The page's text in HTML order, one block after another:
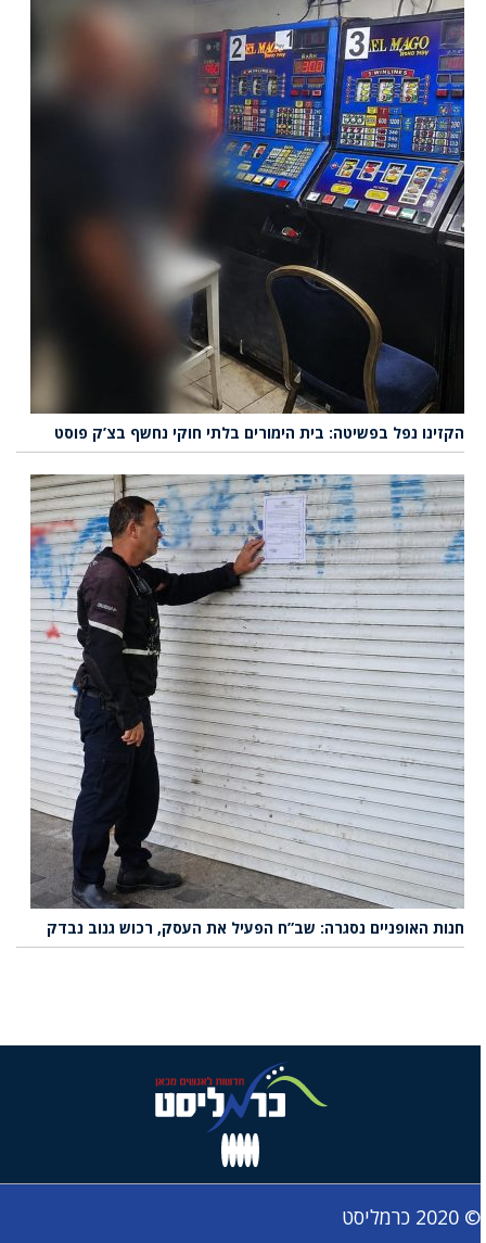
הקזינו נפל בפשיטה: בית הימורים בלתי חוקי נחשף בצ’ק פוסט
חנות האופניים נסגרה: שב”ח הפעיל את העסק, רכוש גנוב נבדק
© 2020 כרמליסט